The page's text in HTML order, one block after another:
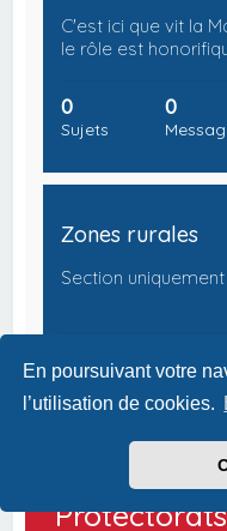
En poursuivant votre
l’utilisation de cookies.
C'est ici que vit la
le rôle est
0
Sujets
0
Zones rurales
Section
Sujets